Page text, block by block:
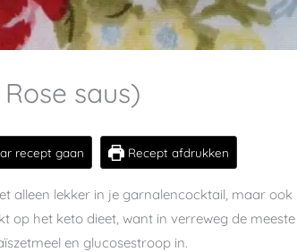
saus)
recept gaan Recept afdrukken
alleen lekker in je garnalencocktail, maar
het keto dieet, want in verreweg de
en glucosestroop in.